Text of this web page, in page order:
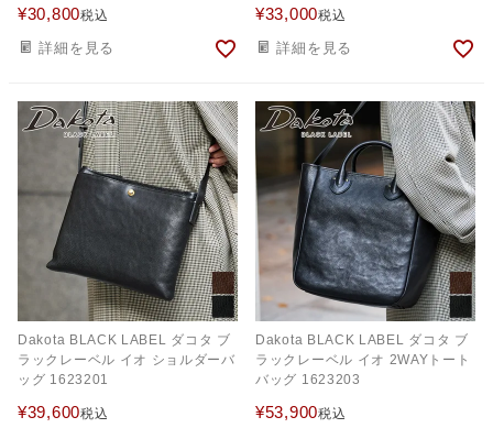
¥30,800税込
詳細を見る
¥33,000税込
詳細を見る
Dakota BLACK LABEL ダコタ ブ
ラックレーベル イオ ショルダーバ
ッグ 1623201
¥39,600税込
Dakota BLACK LABEL ダコタ ブ
ラックレーベル イオ 2WAYトート
バッグ 1623203
¥53,900税込